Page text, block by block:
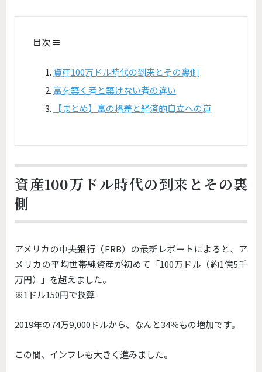
目次 ≡
資産100万ドル時代の到来とその裏側
富を築く者と築けない者の違い
【まとめ】富の格差と経済的自立への道
資産100万ドル時代の到来とその裏
側
アメリカの中央銀行（FRB）の最新レポートによると、ア
メリカの平均世帯純資産が初めて「100万ドル（約1億5千
万円）」を超えました。
※1ドル150円で換算
2019年の74万9,000ドルから、なんと34％もの増加です。
この間、インフレも大きく進みました。